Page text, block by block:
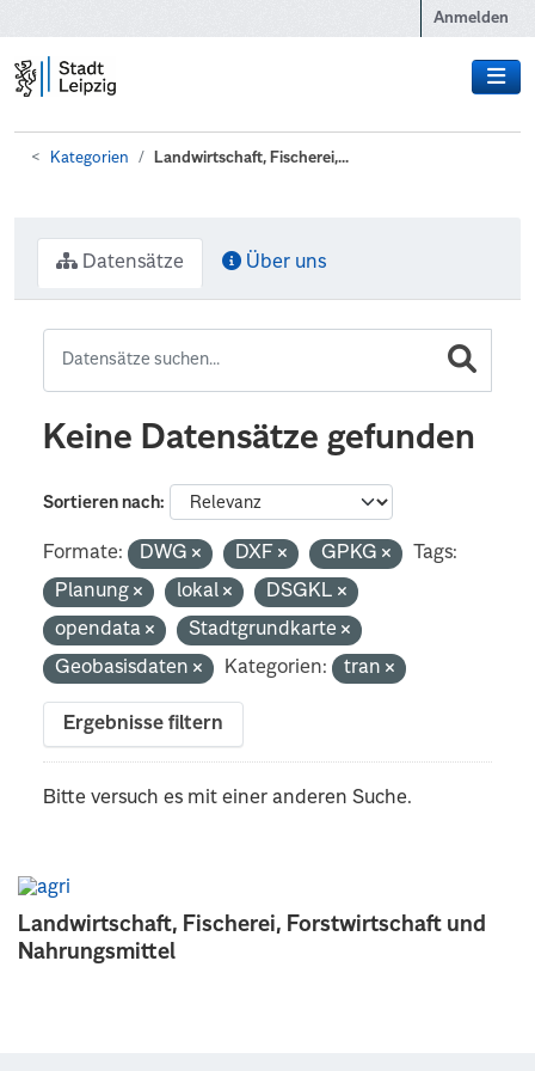
Anmelden
Kategorien Landwirtschaft, Fischerei,...
Landwirtschaft, Fischerei, Forstwirtschaft und
Nahrungsmittel
Datensätze Über uns
Keine Datensätze gefunden
Sortieren nach
Formate: DWG DXF GPKG
Tags:
Planung
lokal
DSGKL
opendata
Stadtgrundkarte
Geobasisdaten
Kategorien: tran
Ergebnisse filtern
Bitte versuch es mit einer anderen Suche.